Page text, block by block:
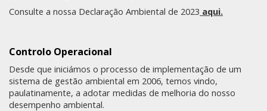
Consulte a nossa Declaração Ambiental de 2023 aqui.
Controlo Operacional
Desde que iniciámos o processo de implementação de um
sistema de gestão ambiental em 2006, temos vindo,
paulatinamente, a adotar medidas de melhoria do nosso
desempenho ambiental.